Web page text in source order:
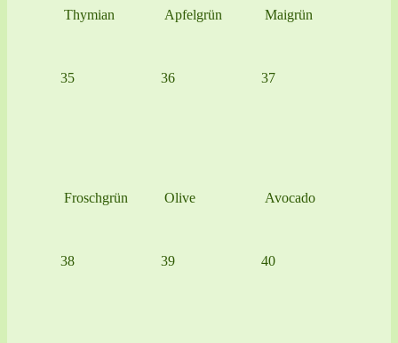
Thymian Apfelgrün Maigrün
35
Froschgrün
36
Olive
37
Avocado
38 39 40